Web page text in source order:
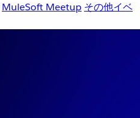
MuleSoft Meetup その他イベ